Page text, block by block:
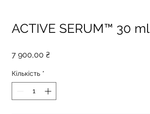
ACTIVE SERUM™ 30 ml
7 900,00 ₴
Кількість *